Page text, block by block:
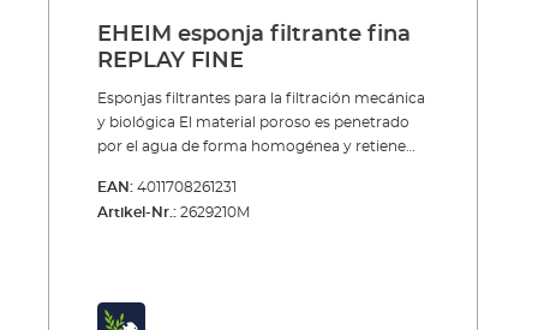
EHEIM esponja filtrante fina
REPLAY FINE
Esponjas filtrantes para la filtración mecánica
y biológica El material poroso es penetrado
por el agua de forma homogénea y retiene
Después de un corto período en
funcionamiento, se colonizan en el material
sustancias nocivas. Las esponjas pueden
EAN: 4011708261231
Artikel-Nr.: 2629210M